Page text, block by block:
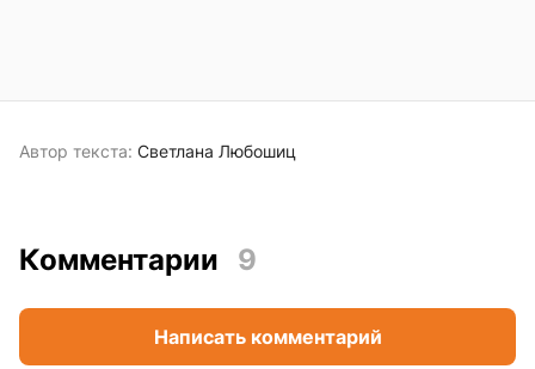
Автор текста: Светлана Любошиц
Комментарии 9
Написать комментарий